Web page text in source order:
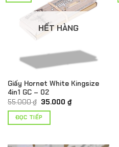
HẾT HÀNG
Giấy Hornet White Kingsize
4in1 GC – 02
55.000₫ Giá
là:
55.000 ₫.
35.000 ₫Giá
hiện
ĐỌC TIẾP